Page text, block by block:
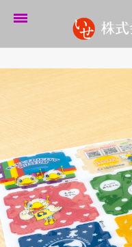
営業案内
制作実績
企業情報
採用情報
パートナーシップ